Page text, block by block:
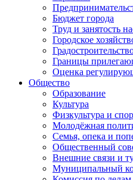
Бюджет города
Труд и занятость
Городское
Границы
Оценка
Общество
Образование
Культура
Физкультура и
Молодёжная
Семья, опека и
Общественный
Внешние связи и
Муниципальный